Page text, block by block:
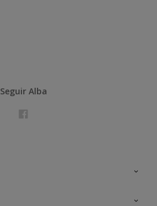
Seguir Alba